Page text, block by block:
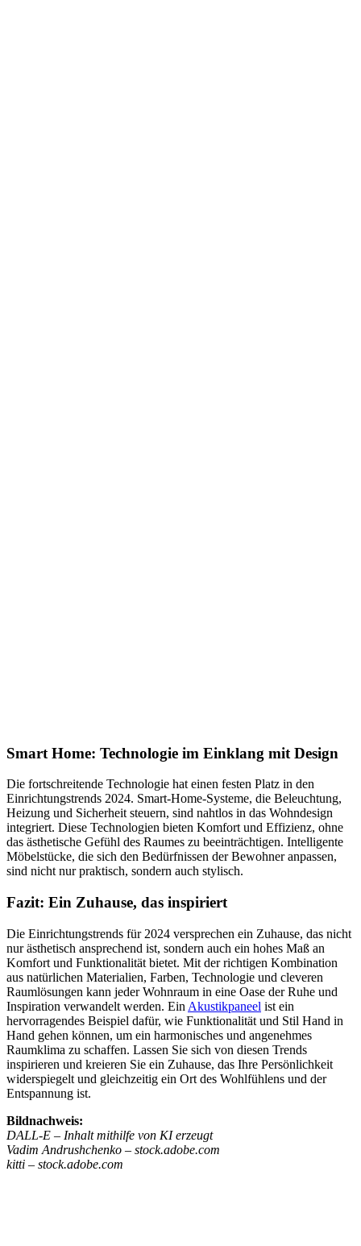
Smart Home: Technologie im Einklang mit Design
Die fortschreitende Technologie hat einen festen Platz in den
Einrichtungstrends 2024. Smart-Home-Systeme, die Beleuchtung,
Heizung und Sicherheit steuern, sind nahtlos in das Wohndesign
integriert. Diese Technologien bieten Komfort und Effizienz, ohne
das ästhetische Gefühl des Raumes zu beeinträchtigen. Intelligente
Möbelstücke, die sich den Bedürfnissen der Bewohner anpassen,
sind nicht nur praktisch, sondern auch stylisch.
Fazit: Ein Zuhause, das inspiriert
Die Einrichtungstrends für 2024 versprechen ein Zuhause, das nicht
nur ästhetisch ansprechend ist, sondern auch ein hohes Maß an
Komfort und Funktionalität bietet. Mit der richtigen Kombination
aus natürlichen Materialien, Farben, Technologie und cleveren
Raumlösungen kann jeder Wohnraum in eine Oase der Ruhe und
Inspiration verwandelt werden. Ein Akustikpaneel ist ein
hervorragendes Beispiel dafür, wie Funktionalität und Stil Hand in
Hand gehen können, um ein harmonisches und angenehmes
Raumklima zu schaffen. Lassen Sie sich von diesen Trends
inspirieren und kreieren Sie ein Zuhause, das Ihre Persönlichkeit
widerspiegelt und gleichzeitig ein Ort des Wohlfühlens und der
Entspannung ist.
Bildnachweis:
DALL-E – Inhalt mithilfe von KI erzeugt
Vadim Andrushchenko – stock.adobe.com
kitti – stock.adobe.com